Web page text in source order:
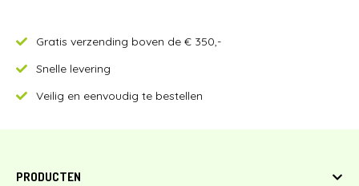
Gratis verzending boven de € 350,-
Snelle levering
Veilig en eenvoudig te bestellen
PRODUCTEN